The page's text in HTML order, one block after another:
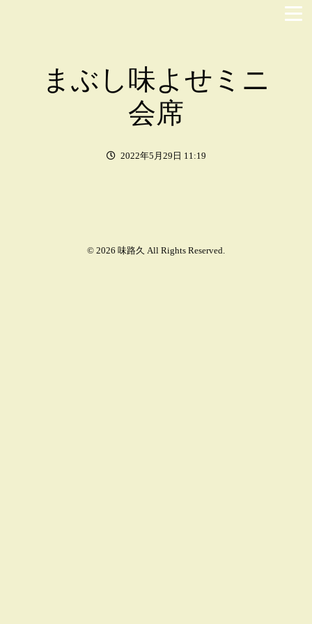
まぶし味よせミニ
会席
2022年5月29日 11:19
© 2026 味路久 All Rights Reserved.